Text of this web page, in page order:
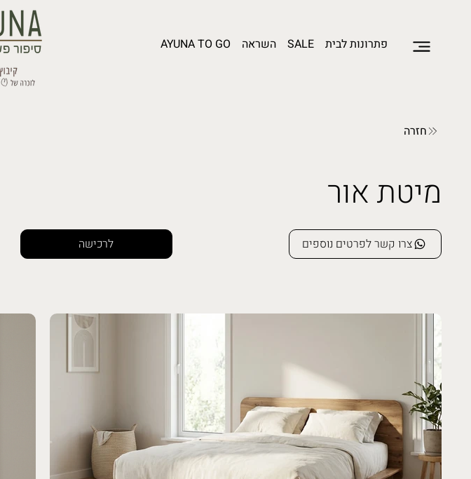
פתרונות לבית SALE השראה AYUNA TO GO
חזרה
מיטת אור
לרכישה צרו קשר לפרטים נוספים